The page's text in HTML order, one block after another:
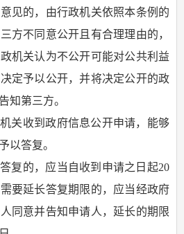
见的，由行政机关依照本条例的
方不同意公开且有合理理由的，
机关认为不公开可能对公共利益
定予以公开，并将决定公开的政
知第三方。
收到政府信息公开申请，能够
以答复。
复的，应当自收到申请之日起20
要延长答复期限的，应当经政府
同意并告知申请人，延长的期限